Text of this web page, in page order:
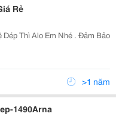
Rẻ
Dép Thì Alo Em Nhé . Đảm Bảo
>1 năm
1490Arna